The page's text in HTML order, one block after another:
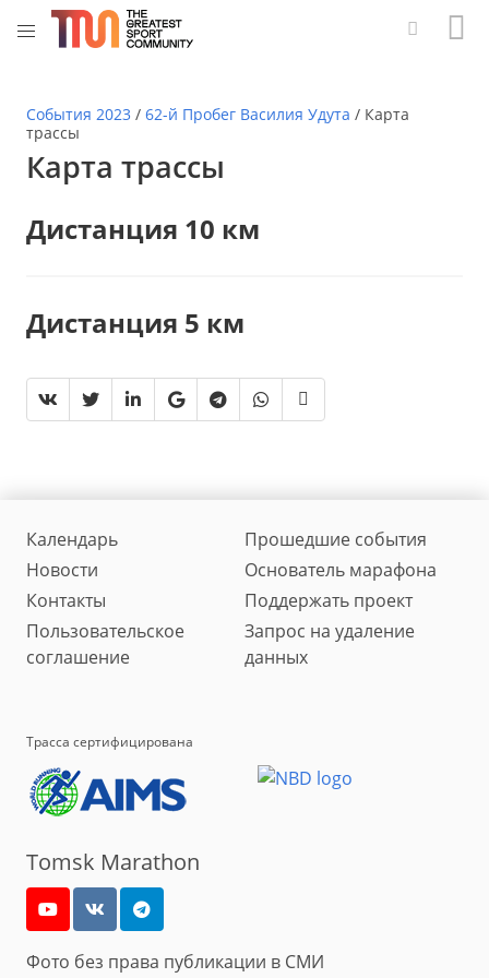
События 2023 / 62-й Пробег Василия Удута / Карта
трассы
Карта трассы
Дистанция 10 км
Дистанция 5 км
Календарь
Прошедшие события
Новости
Основатель марафона
Контакты
Поддержать проект
Пользовательское
соглашение
Запрос на удаление
данных
Трасса сертифицирована
Tomsk Marathon
Фото без права публикации в СМИ